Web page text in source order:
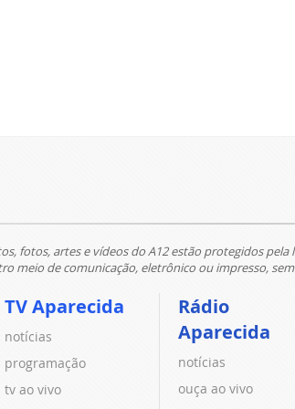
fotos, artes e vídeos do A12 estão protegidos
meio de comunicação, eletrônico ou impresso,
TV Aparecida
notícias
programação
tv ao vivo
Rádio
Aparecida
notícias
ouça ao vivo